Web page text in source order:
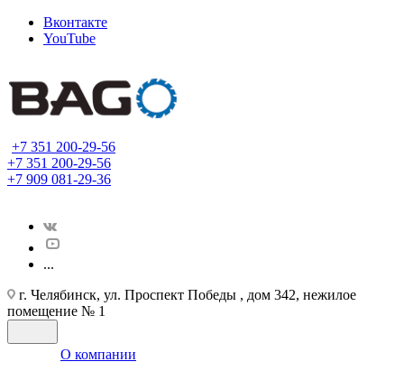
Вконтакте
YouTube
+7 351 200-29-56
+7 351 200-29-56
+7 909 081-29-36
...
г. Челябинск, ул. Проспект Победы , дом 342, нежилое
помещение № 1
О компании